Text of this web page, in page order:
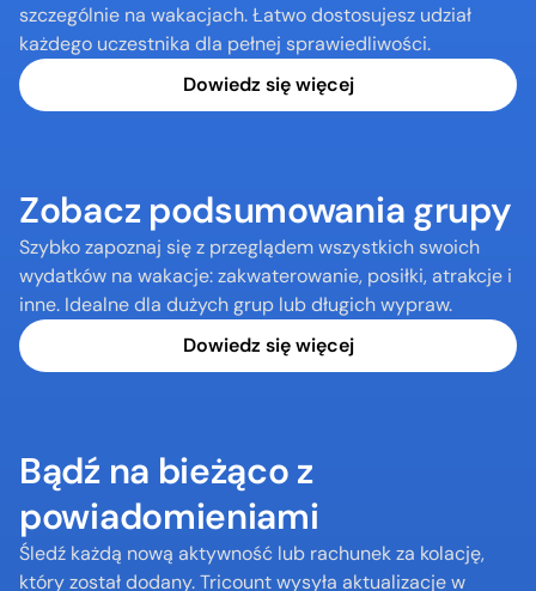
szczególnie na wakacjach. Łatwo dostosujesz udział
każdego uczestnika dla pełnej sprawiedliwości.
Dowiedz się więcej
Zobacz podsumowania grupy
Szybko zapoznaj się z przeglądem wszystkich swoich
wydatków na wakacje: zakwaterowanie, posiłki, atrakcje i
inne. Idealne dla dużych grup lub długich wypraw.
Dowiedz się więcej
Bądź na bieżąco z
powiadomieniami
Śledź każdą nową aktywność lub rachunek za kolację,
który został dodany. Tricount wysyła aktualizacje w